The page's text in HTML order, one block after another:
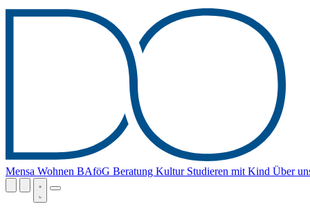
Mensa Wohnen BAföG Beratung Kultur Studieren mit Kind Über